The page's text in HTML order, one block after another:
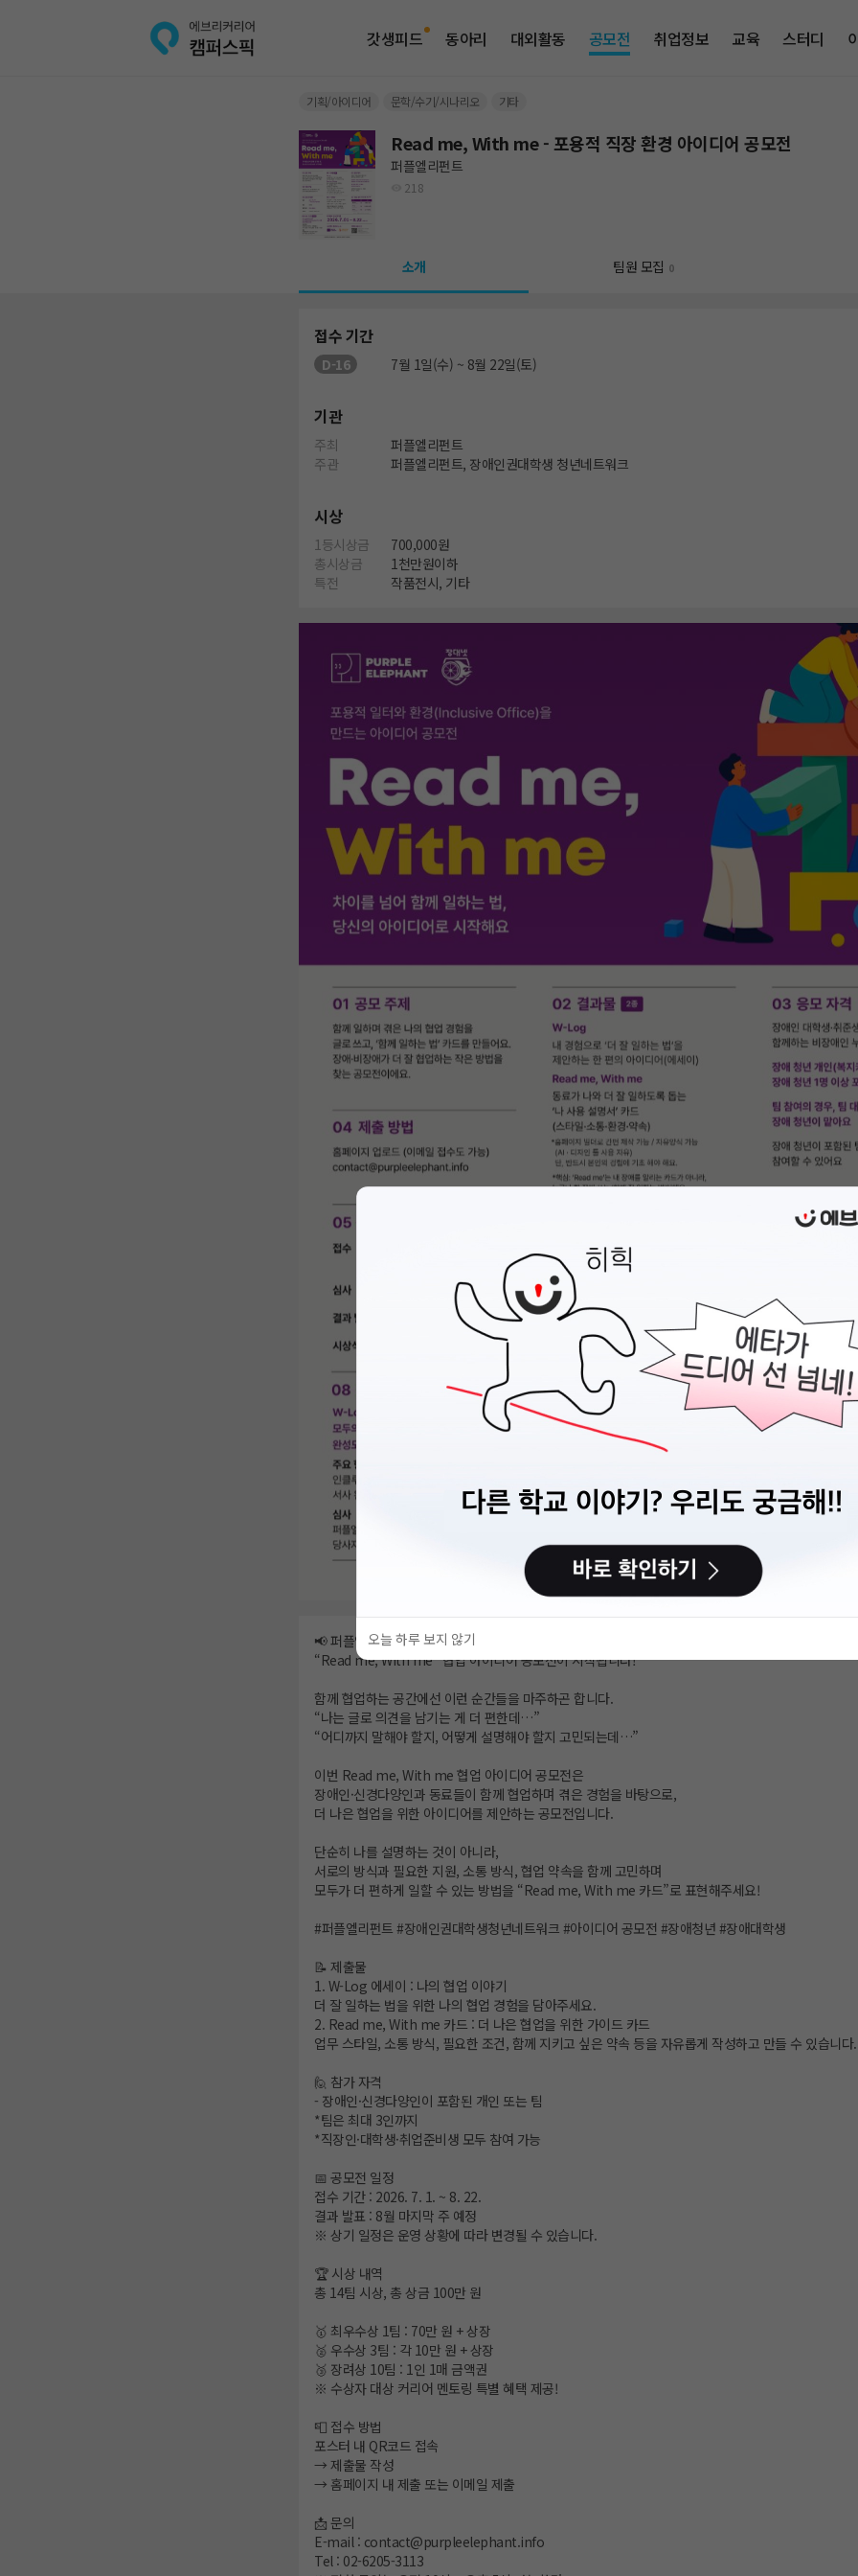
갓생피드 동아리 대외활동 공모전 취업정보 교육 스터디
기획/아이디어 문학/수기/시나리오 기타
Read me, With me - 포용적 직장 환경 아이디어 공모전
퍼플엘리펀트
218
소개 팀원 모집 0
접수 기간
D-16 7월 1일(수) ~ 8월 22일(토)
기관
주최
퍼플엘리펀트
주관
퍼플엘리펀트, 장애인권대학생 청년네트워크
시상
1등시상금
700,000원
총시상금
1천만원이하
특전
작품전시, 기타
📢 퍼플엘리펀트 × 장애인권대학생 청년네트워크
“Read me, With me” 협업 아이디어 공모전이 시작됩니다!
함께 협업하는 공간에선 이런 순간들을 마주하곤 합니다.
“나는 글로 의견을 남기는 게 더 편한데…”
“어디까지 말해야 할지, 어떻게 설명해야 할지 고민되는데…”
이번 Read me, With me 협업 아이디어 공모전은
장애인·신경다양인과 동료들이 함께 협업하며 겪은 경험을 바탕으로,
더 나은 협업을 위한 아이디어를 제안하는 공모전입니다.
단순히 나를 설명하는 것이 아니라,
서로의 방식과 필요한 지원, 소통 방식, 협업 약속을 함께 고민하며
모두가 더 편하게 일할 수 있는 방법을 “Read me, With me 카드”로 표현해주세요!
#퍼플엘리펀트 #장애인권대학생청년네트워크 #아이디어 공모전 #장애청년 #장애대학생
📝 제출물
1. W-Log 에세이 : 나의 협업 이야기
더 잘 일하는 법을 위한 나의 협업 경험을 담아주세요.
2. Read me, With me 카드 : 더 나은 협업을 위한 가이드 카드
업무 스타일, 소통 방식, 필요한 조건, 함께 지키고 싶은 약속 등을 자유롭게 작성하고 만들 수 있습니다.
🙋 참가 자격
- 장애인·신경다양인이 포함된 개인 또는 팀
*팀은 최대 3인까지
*직장인·대학생·취업준비생 모두 참여 가능
📅 공모전 일정
접수 기간 : 2026. 7. 1. ~ 8. 22.
결과 발표 : 8월 마지막 주 예정
※ 상기 일정은 운영 상황에 따라 변경될 수 있습니다.
🏆 시상 내역
총 14팀 시상, 총 상금 100만 원
🥇 최우수상 1팀 : 70만 원 + 상장
🥈 우수상 3팀 : 각 10만 원 + 상장
🥉 장려상 10팀 : 1인 1매 금액권
※ 수상자 대상 커리어 멘토링 특별 혜택 제공!
📮 접수 방법
포스터 내 QR코드 접속
→ 제출물 작성
→ 홈페이지 내 제출 또는 이메일 제출
📩 문의
E-mail : contact@purpleelephant.info
Tel : 02-6205-3113
오늘 하루 보지 않기